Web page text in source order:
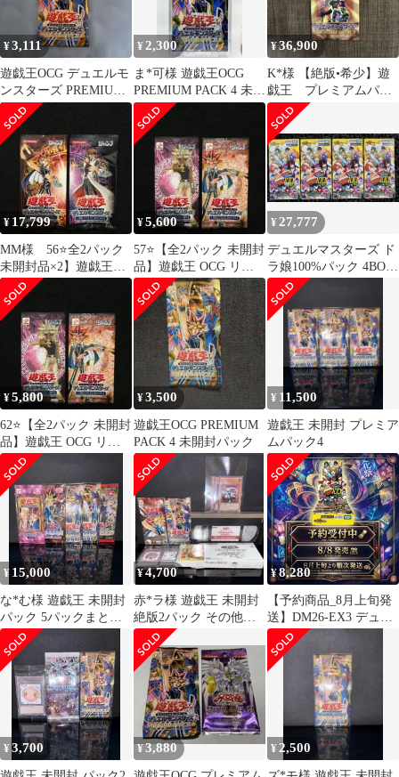
¥3,111
遊戯王OCG デュエルモ
ンスターズ PREMIUM
PACK 4 未開封1つ
¥2,300
ま*可様 遊戯王OCG
PREMIUM PACK 4 未開
封パック
¥36,900
K*様 【絶版•希少】遊
戯王 プレミアムパッ
ク2 未開封＋おまけ希
少空パック
¥ 17,799
MM様 56⭐️全2パック
未開封品×2】遊戯王
OCG リミテッドエディ
ション5
¥5,600
57⭐️【全2パック 未開封
品】遊戯王 OCG リミ
テッドエディション4
マリク
¥ 27,777
デュエルマスターズ ド
ラ娘100%パック 4BOX
新品未開封 シュリンク
付き
¥5,800
62⭐️【全2パック 未開封
品】遊戯王 OCG リミ
テッドエディション4
マリク
¥3,500
遊戯王OCG PREMIUM
PACK 4 未開封パック
¥ 11,500
遊戯王 未開封 プレミア
ムパック4
¥ 15,000
な*む様 遊戯王 未開封
パック 5パックまとめ
vol.6/プレミアムパック
な
¥4,700
赤*ラ様 遊戯王 未開封
絶版2パック その他セ
ット
¥8,280
【予約商品_8月上旬発
送】DM26-EX3 デュエ
ル・マスターズTCG キ
ャラプレミアムパック
ドラゴン娘になりたく
ないっ! 文化祭だョ!全
員集合!!ドラ娘
¥3,700 ¥3,880 ¥ 2,500